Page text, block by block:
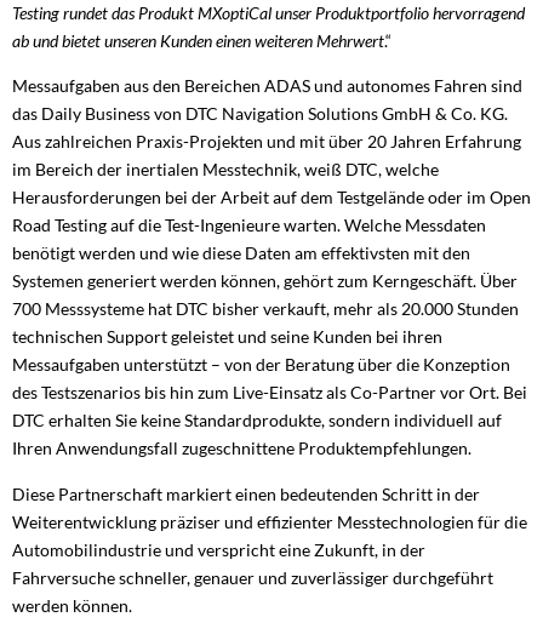
Testing rundet das Produkt MXoptiCal unser Produktportfolio hervorragend
ab und bietet unseren Kunden einen weiteren Mehrwert.“
Messaufgaben aus den Bereichen ADAS und autonomes Fahren sind
das Daily Business von DTC Navigation Solutions GmbH & Co. KG.
Aus zahlreichen Praxis-Projekten und mit über 20 Jahren Erfahrung
im Bereich der inertialen Messtechnik, weiß DTC, welche
Herausforderungen bei der Arbeit auf dem Testgelände oder im Open
Road Testing auf die Test-Ingenieure warten. Welche Messdaten
benötigt werden und wie diese Daten am effektivsten mit den
Systemen generiert werden können, gehört zum Kerngeschäft. Über
700 Messsysteme hat DTC bisher verkauft, mehr als 20.000 Stunden
technischen Support geleistet und seine Kunden bei ihren
Messaufgaben unterstützt – von der Beratung über die Konzeption
des Testszenarios bis hin zum Live-Einsatz als Co-Partner vor Ort. Bei
DTC erhalten Sie keine Standardprodukte, sondern individuell auf
Ihren Anwendungsfall zugeschnittene Produktempfehlungen.
Diese Partnerschaft markiert einen bedeutenden Schritt in der
Weiterentwicklung präziser und effizienter Messtechnologien für die
Automobilindustrie und verspricht eine Zukunft, in der
Fahrversuche schneller, genauer und zuverlässiger durchgeführt
werden können.